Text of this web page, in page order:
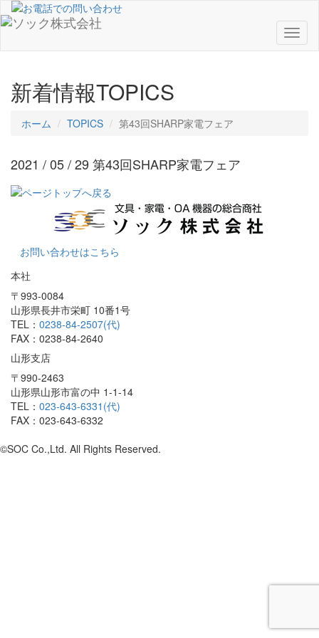
新着情報TOPICS
ホーム TOPICS 第43回SHARP家電フェア
2021 / 05 / 29 第43回SHARP家電フェア
お問い合わせはこちら
本社
〒993-0084
山形県長井市栄町 10番1号
TEL： 0238-84-2507(代)
FAX：0238-84-2640
山形支店
〒990-2463
山形県山形市富の中 1-1-14
TEL： 023-643-6331(代)
FAX：023-643-6332
©SOC Co.,Ltd. All Rights Reserved.